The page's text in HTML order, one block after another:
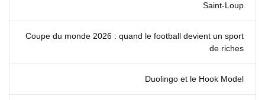
Saint‑Loup
Coupe du monde 2026 : quand le football devient un sport
de riches
Duolingo et le Hook Model